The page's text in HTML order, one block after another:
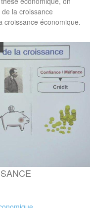
de la croissance
croissance économique.